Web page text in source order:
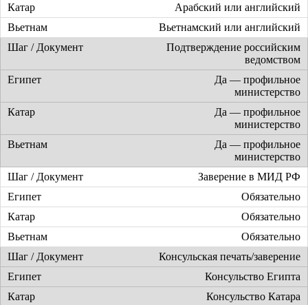
Арабский или английский
Вьетнамский или английский
Подтверждение российским
ведомством
Да — профильное
министерство
Да — профильное
министерство
Да — профильное
министерство
Заверение в МИД РФ
Обязательно
Обязательно
Обязательно
Консульская печать/заверение
Консульство Египта
Консульство Катара